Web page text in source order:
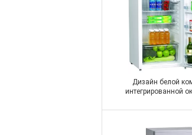
Дизайн белой
интегрированной